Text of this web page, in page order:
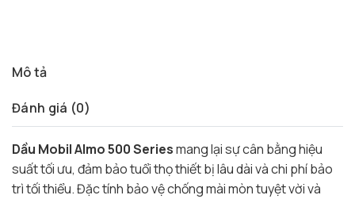
Mô tả
Đánh giá (0)
Dầu Mobil Almo 500 Seriesmang lại sự cân bằng hiệu
suất tối ưu, đảm bảo tuổi thọ thiết bị lâu dài và chi phí bảo
trì tối thiểu. Đặc tính bảo vệ chống mài mòn tuyệt vời và